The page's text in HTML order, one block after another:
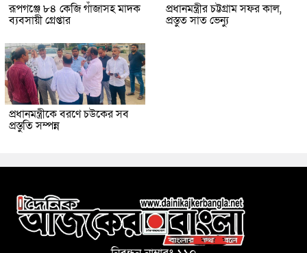
রূপগঞ্জে ৮৪ কেজি গাঁজাসহ মাদক
ব্যবসায়ী গ্রেপ্তার
প্রধানমন্ত্রীর চট্টগ্রাম সফর কাল,
প্রস্তুত সাত ভেন্যু
প্রধানমন্ত্রীকে বরণে চউকের সব
প্রস্তুতি সম্পন্ন